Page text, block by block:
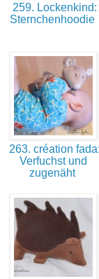
259. Lockenkind:
Sternchenhoodie
263. création
Verfuchst und
zugenäht